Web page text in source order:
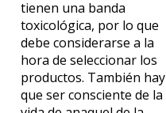
tienen una banda
toxicológica, por lo que
debe considerarse a la
hora de seleccionar los
productos. También hay
que ser consciente de la